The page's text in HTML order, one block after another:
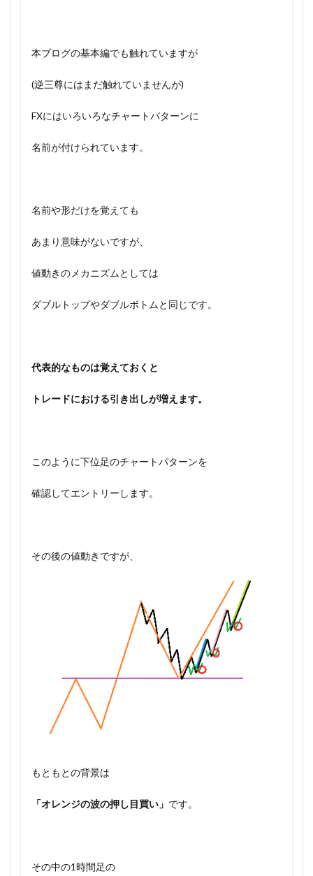
本ブログの基本編でも触れていますが
(逆三尊にはまだ触れていませんが)
FXにはいろいろなチャートパターンに
名前が付けられています。
名前や形だけを覚えても
あまり意味がないですが、
値動きのメカニズムとしては
ダブルトップやダブルボトムと同じです。
代表的なものは覚えておくと
トレードにおける引き出しが増えます。
このように下位足のチャートパターンを
確認してエントリーします。
その後の値動きですが、
もともとの背景は
「オレンジの波の押し目買い」 です。
その中の1時間足の